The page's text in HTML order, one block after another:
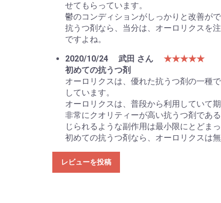
せてもらっています。
鬱のコンディションがしっかりと改善が
抗うつ剤なら、当分は、オーロリクスを
ですよね。
2020/10/24
武田 さん
★★★★★
初めての抗うつ剤
オーロリクスは、優れた抗うつ剤の一種
しています。
オーロリクスは、普段から利用していて
非常にクオリティーが高い抗うつ剤であ
じられるような副作用は最小限にとどま
初めての抗うつ剤なら、オーロリクスは
レビューを投稿